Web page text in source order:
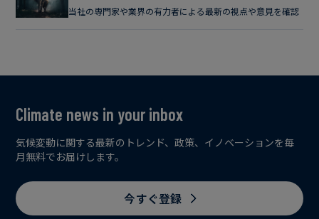
当社の専門家や業界の有力者による最新の視点や意見を確認
Climate news in your inbox
気候変動に関する最新のトレンド、政策、イノベーションを毎
月無料でお届けします。
今すぐ登録